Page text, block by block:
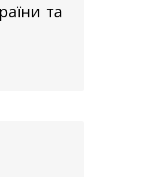
та